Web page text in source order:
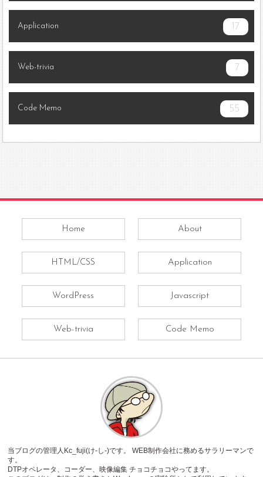
Application 17
Web-trivia 7
Code Memo 55
Home About
HTML/CSS Application
WordPress Javascript
Web-trivia Code Memo
当ブログの管理人Kc_fuji(け-し-)です。 WEB制作会社に務めるサラリーマンで
す。
DTPオペレータ、コーダー、映像編集 チョコチョコやってます。